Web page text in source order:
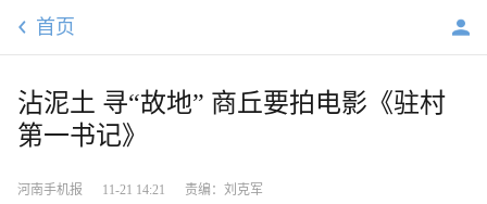
首页
沾泥土 寻“故地” 商丘要拍电影《驻村
第一书记》
河南手机报 11-21 14:21 责编：刘克军